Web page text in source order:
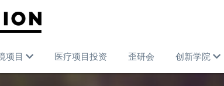
项目 医疗项目投资 歪研会 创新学院